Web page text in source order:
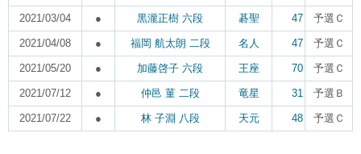
2021/03/04 ● 黒瀧正樹 六段 碁聖 47 予選Ｃ
2021/04/08 ● 福岡 航太朗 二段 名人 47 予選Ｃ
2021/05/20 ● 加藤啓子 六段 王座 70 予選Ｃ
2021/07/12 ● 仲邑 菫 二段 竜星 31 予選Ｂ
2021/07/22 ● 林 子淵 八段 天元 48 予選Ｃ